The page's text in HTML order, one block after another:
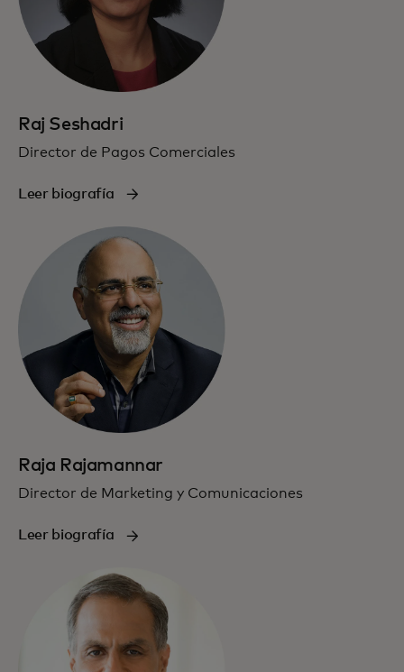
Raj Seshadri
Director de Pagos Comerciales
Leer biografía
Raja Rajamannar
Director de Marketing y Comunicaciones
Leer biografía